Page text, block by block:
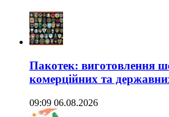
Пакотек: виготовлення
комерційних та
09:09 06.08.2026